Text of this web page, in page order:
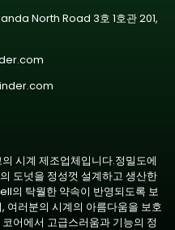
North Road 3호 1호관 201,
시계 제조업체입니다.정밀도에
도넛을 정성껏 설계하고 생산한
의 탁월한 약속이 반영되도록 보
여러분의 시계의 아름다움을 보호
어에서 고급스러움과 기능의 정